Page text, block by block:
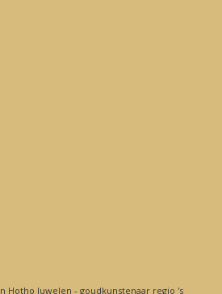
Hotho Juwelen - goudkunstenaar regio 's